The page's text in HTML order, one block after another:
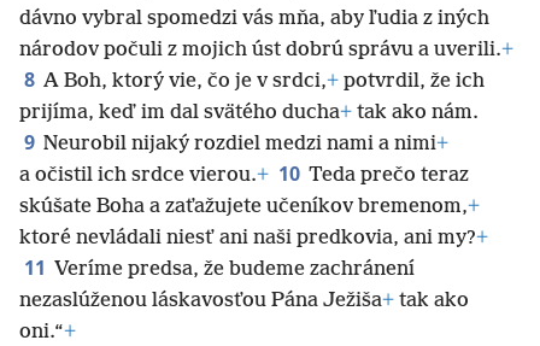
dávno vybral spomedzi vás mňa, aby ľudia z iných
národov počuli z mojich úst dobrú správu a uverili.+
8 A Boh, ktorý vie, čo je v srdci,+ potvrdil, že ich
prijíma, keď im dal svätého ducha+ tak ako nám.
9 Neurobil nijaký rozdiel medzi nami a nimi+
a očistil ich srdce vierou.+ 10 Teda prečo teraz
skúšate Boha a zaťažujete učeníkov bremenom,+
ktoré nevládali niesť ani naši predkovia, ani my?+
11 Veríme predsa, že budeme zachránení
nezaslúženou láskavosťou Pána Ježiša+ tak ako
oni.“+